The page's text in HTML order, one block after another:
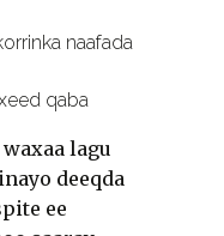
naafada
qaba
lagu
deeqda
ee